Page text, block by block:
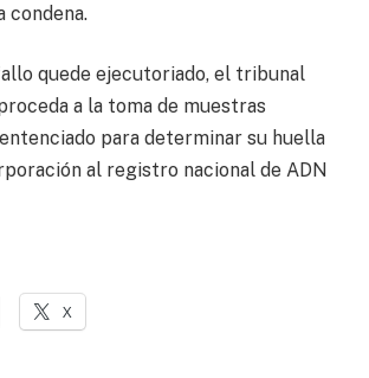
condena.
quede ejecutoriado, el tribunal
a la toma de muestras
para determinar su huella
al registro nacional de ADN
X